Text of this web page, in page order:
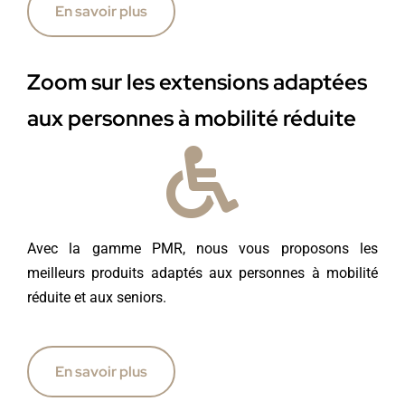
En savoir plus
Zoom sur les extensions adaptées
aux personnes à mobilité réduite
Avec la gamme PMR, nous vous proposons les
meilleurs produits adaptés aux personnes à mobilité
réduite et aux seniors.
En savoir plus